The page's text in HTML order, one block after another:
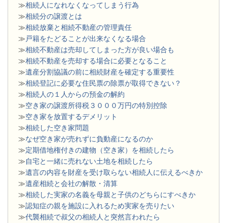
≫相続人になれなくなってしまう行為
≫相続分の譲渡とは
​≫相続放棄と相続不動産の管理責任
≫ 戸籍をたどることが出来なくなる場合
≫相続不動産は売却してしまった方が良い場合も
≫相続不動産を売却する場合に必要となること
≫遺産分割協議の前に相続財産を確定する重要性
≫相続登記に必要な住民票の除票が取得できない？
≫相続人の１人からの預金の解約
≫空き家の譲渡所得税３０００万円の特別控除
≫空き家を放置するデメリット
≫相続した空き家問題
​≫なぜ空き家が売れずに負動産になるのか
≫定期借地権付きの建物（空き家）を相続したら
≫自宅と一緒に売れない土地を相続したら
≫遺言の内容を財産を受け取らない相続人に伝えるべきか
≫遺産相続と会社の解散・清算
≫相続した実家の名義を母親と子供のどちらにすべきか
≫認知症の親を施設に入れるため実家を売りたい
≫代襲相続で叔父の相続人と突然言われたら